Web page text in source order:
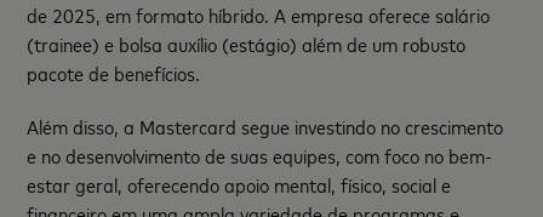
de 2025, em formato híbrido. A empresa oferece salário
(trainee) e bolsa auxílio (estágio) além de um robusto
pacote de benefícios.
Além disso, a Mastercard segue investindo no crescimento
e no desenvolvimento de suas equipes, com foco no bem-
estar geral, oferecendo apoio mental, físico, social e